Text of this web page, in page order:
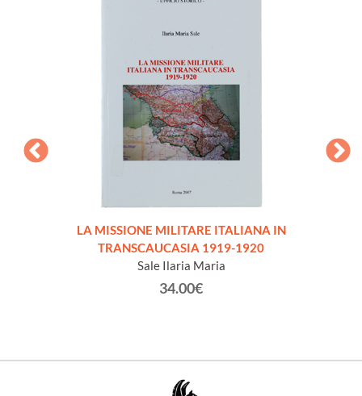
LA MISSIONE MILITARE ITALIANA IN
TRANSCAUCASIA 1919-1920
Sale Ilaria Maria
34.00€